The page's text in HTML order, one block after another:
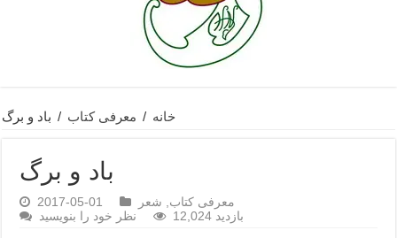
خانه / معرفی کتاب / باد و برگ
باد و برگ
2017-05-01 معرفی کتاب
شعر
نظر خود را بنویسید
12,024 بازدید